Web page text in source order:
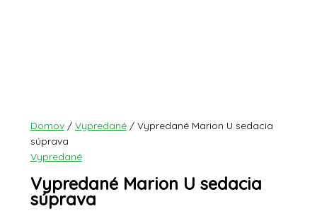
Domov/ Vypredané/ Vypredané Marion U sedacia
súprava
Vypredané
Vypredané Marion U sedacia
súprava